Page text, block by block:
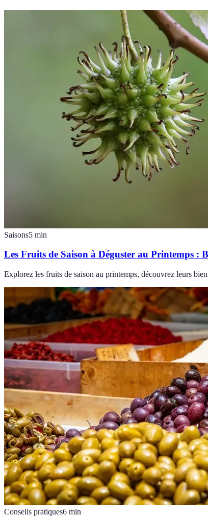
Saisons5 min
Les Fruits de Saison à Déguster au Printemps :
Explorez les fruits de saison au printemps, découvrez leurs
Conseils pratiques6 min